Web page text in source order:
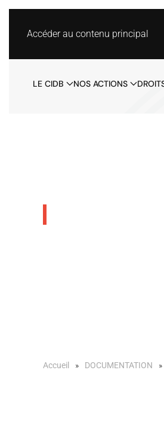
Accéder au contenu principal
LE CIDB NOS ACTIONS
Accueil DOCUMENTATION